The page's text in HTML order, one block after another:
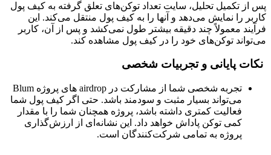
پس از تکمیل تحلیل، سایت تعداد توکن‌های تعلق گرفته به کیف پول
کاربر را نمایش می‌دهد و آنها را به کیف پول منتقل می‌کند. این
فرآیند معمولاً چند دقیقه بیشتر طول نمی‌کشد و پس از آن، کاربر
می‌تواند توکن‌های خود را در کیف پول مشاهده کند.
نکات پایانی و تجربیات شخصی
تجربه شخصی شما از مشارکت در airdrop های پروژه Blum
می‌تواند بسیار مثبت و سودمند باشد. حتی اگر کیف پول شما
فعالیت کمتری داشته باشد، پروژه همچنان شما را با مقدار
کمی توکن پاداش خواهد داد. این نشانه‌ای از ارزش‌گذاری
پروژه به تمامی شرکت‌کنندگان است.